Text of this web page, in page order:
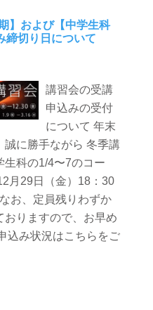
】および【中学生科
締切り日について
講習会の受講
申込みの受付
について 年末
誠に勝手ながら 冬季講
科の1/4〜7のコー
月29日（金）18：30
お、定員残りわずか
おりますので、お早め
込み状況はこちらをご